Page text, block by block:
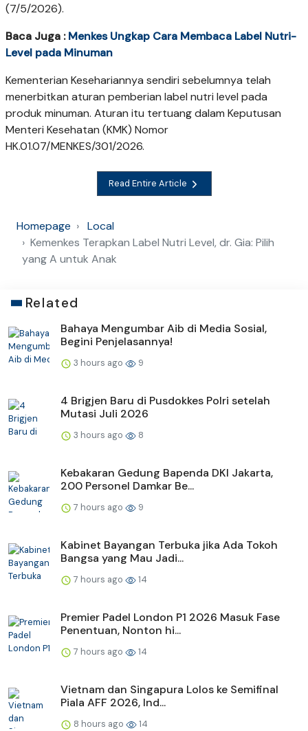
(7/5/2026).
Baca Juga :Menkes Ungkap Cara Membaca Label Nutri-
Level pada Minuman
Kementerian Kesehariannya sendiri sebelumnya telah
menerbitkan aturan pemberian label nutri level pada
produk minuman. Aturan itu tertuang dalam Keputusan
Menteri Kesehatan (KMK) Nomor
HK.01.07/MENKES/301/2026.
Read Entire Article
Homepage
Local
Kemenkes Terapkan Label Nutri Level, dr. Gia: Pilih
yang A untuk Anak
Related
Bahaya Mengumbar Aib di Media Sosial,
Begini Penjelasannya!
3 hours ago 9
4 Brigjen Baru di Pusdokkes Polri setelah
Mutasi Juli 2026
3 hours ago 8
Kebakaran Gedung Bapenda DKI Jakarta,
200 Personel Damkar Be...
7 hours ago 9
Kabinet Bayangan Terbuka jika Ada Tokoh
Bangsa yang Mau Jadi...
7 hours ago 14
Premier Padel London P1 2026 Masuk Fase
Penentuan, Nonton hi...
7 hours ago 14
Vietnam dan Singapura Lolos ke Semifinal
Piala AFF 2026, Ind...
8 hours ago 14